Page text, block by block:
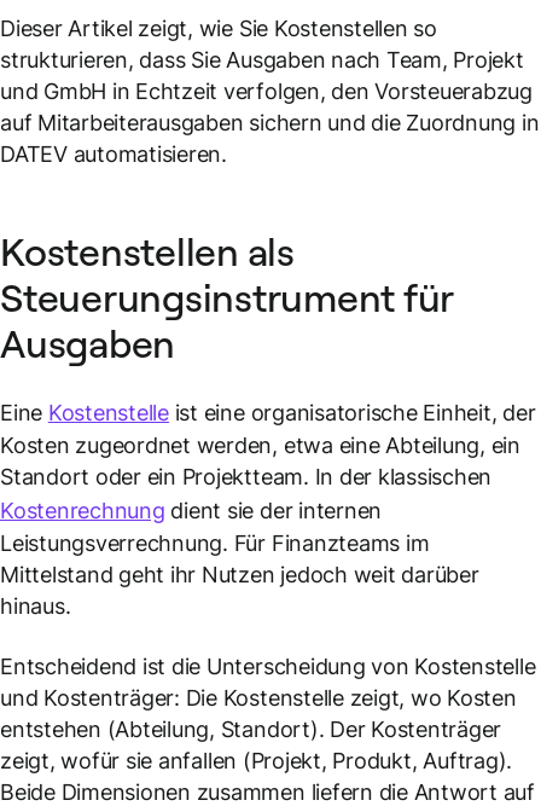
Dieser Artikel zeigt, wie Sie Kostenstellen so
strukturieren, dass Sie Ausgaben nach Team, Projekt
und GmbH in Echtzeit verfolgen, den Vorsteuerabzug
auf Mitarbeiterausgaben sichern und die Zuordnung in
DATEV automatisieren.
Kostenstellen als
Steuerungsinstrument für
Ausgaben
Eine Kostenstelleist eine organisatorische Einheit, der
Kosten zugeordnet werden, etwa eine Abteilung, ein
Standort oder ein Projektteam. In der klassischen
Kostenrechnung dient sie der internen
Leistungsverrechnung. Für Finanzteams im
Mittelstand geht ihr Nutzen jedoch weit darüber
hinaus.
Entscheidend ist die Unterscheidung von Kostenstelle
und Kostenträger: Die Kostenstelle zeigt, wo Kosten
entstehen (Abteilung, Standort). Der Kostenträger
zeigt,wofür sie anfallen (Projekt, Produkt, Auftrag).
Beide Dimensionen zusammen liefern die Antwort auf